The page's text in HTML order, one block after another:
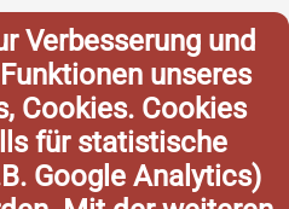
Verbesserung und
unseres
Cookies. Cookies
für statistische
Google Analytics)